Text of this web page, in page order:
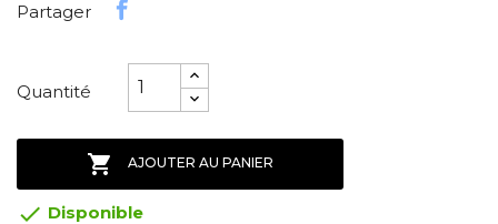
Partager
Quantité
 AJOUTER AU PANIER
 Disponible